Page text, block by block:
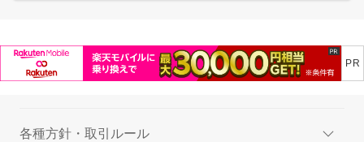
各種方針・取引ルール